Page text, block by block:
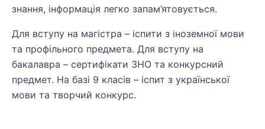
знання, інформація легко запам’ятовується.
Для вступу на магістра – іспити з іноземної мови
та профільного предмета. Для вступу на
бакалавра – сертифікати ЗНО та конкурсний
предмет. На базі 9 класів – іспит з української
мови та творчий конкурс.